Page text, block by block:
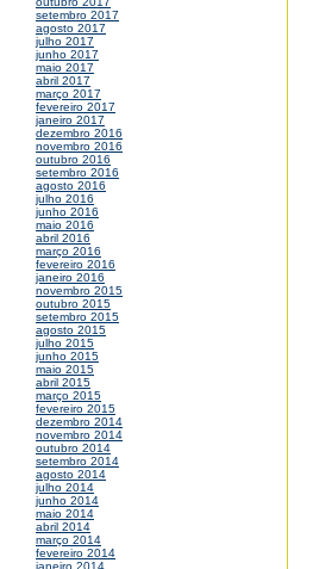
setembro 2017
agosto 2017
julho 2017
junho 2017
maio 2017
abril 2017
março 2017
fevereiro 2017
janeiro 2017
dezembro 2016
novembro 2016
outubro 2016
setembro 2016
agosto 2016
julho 2016
junho 2016
maio 2016
abril 2016
março 2016
fevereiro 2016
janeiro 2016
novembro 2015
outubro 2015
setembro 2015
agosto 2015
julho 2015
junho 2015
maio 2015
abril 2015
março 2015
fevereiro 2015
dezembro 2014
novembro 2014
outubro 2014
setembro 2014
agosto 2014
julho 2014
junho 2014
maio 2014
abril 2014
março 2014
fevereiro 2014